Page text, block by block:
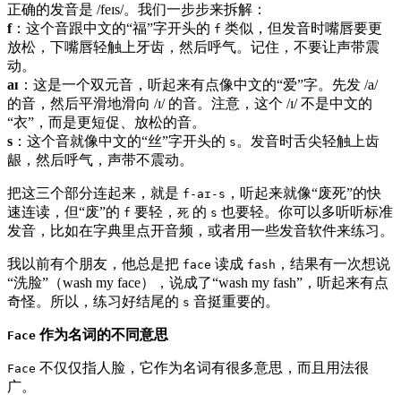
正确的发音是 /feɪs/。我们一步步来拆解：
f：这个音跟中文的“福”字开头的 f 类似，但发音时嘴唇要更
放松，下嘴唇轻触上牙齿，然后呼气。记住，不要让声带震
动。
aɪ ：这是一个双元音，听起来有点像中文的“爱”字。先发 /a/
的音，然后平滑地滑向 /ɪ/ 的音。注意，这个 /ɪ/ 不是中文的
“衣”，而是更短促、放松的音。
s ：这个音就像中文的“丝”字开头的 s 。发音时舌尖轻触上齿
龈，然后呼气，声带不震动。
把这三个部分连起来，就是 f-aɪ-s ，听起来就像“废死”的快
速连读，但“废”的 f 要轻， 死 的 s 也要轻。你可以多听听标准
发音，比如在字典里点开音频，或者用一些发音软件来练习。
我以前有个朋友，他总是把 face 读成 fash ，结果有一次想说
“洗脸”（wash my face），说成了“wash my fash”，听起来有点
奇怪。所以，练习好结尾的 s 音挺重要的。
Face 作为名词的不同意思
Face 不仅仅指人脸，它作为名词有很多意思，而且用法很
广。